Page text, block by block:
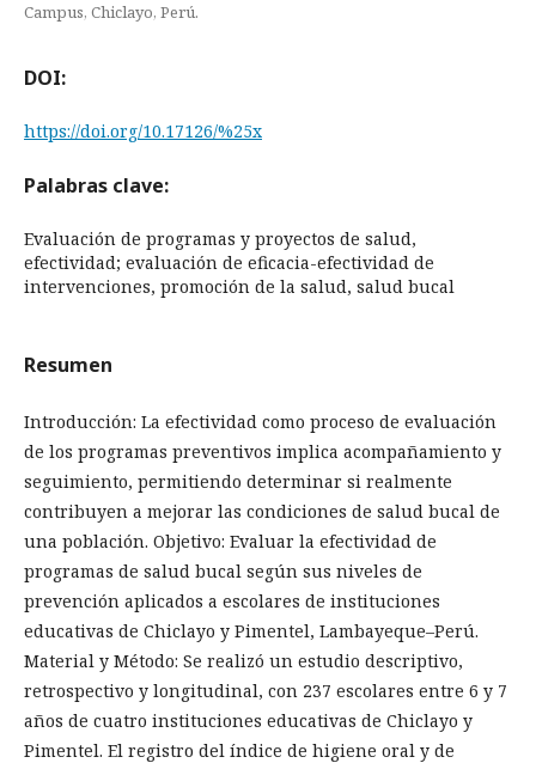
Campus, Chiclayo, Perú.
DOI:
https://doi.org/10.17126/%25x
Palabras clave:
Evaluación de programas y proyectos de salud,
efectividad; evaluación de eficacia-efectividad de
intervenciones, promoción de la salud, salud bucal
Resumen
Introducción: La efectividad como proceso de evaluación
de los programas preventivos implica acompañamiento y
seguimiento, permitiendo determinar si realmente
contribuyen a mejorar las condiciones de salud bucal de
una población. Objetivo: Evaluar la efectividad de
programas de salud bucal según sus niveles de
prevención aplicados a escolares de instituciones
educativas de Chiclayo y Pimentel, Lambayeque–Perú.
Material y Método: Se realizó un estudio descriptivo,
retrospectivo y longitudinal, con 237 escolares entre 6 y 7
años de cuatro instituciones educativas de Chiclayo y
Pimentel. El registro del índice de higiene oral y de